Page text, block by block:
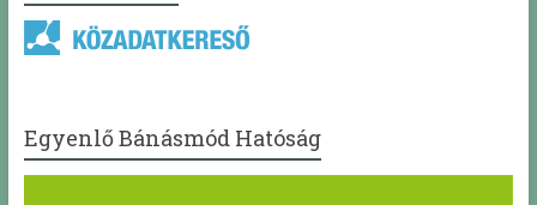
Egyenlő Bánásmód Hatóság